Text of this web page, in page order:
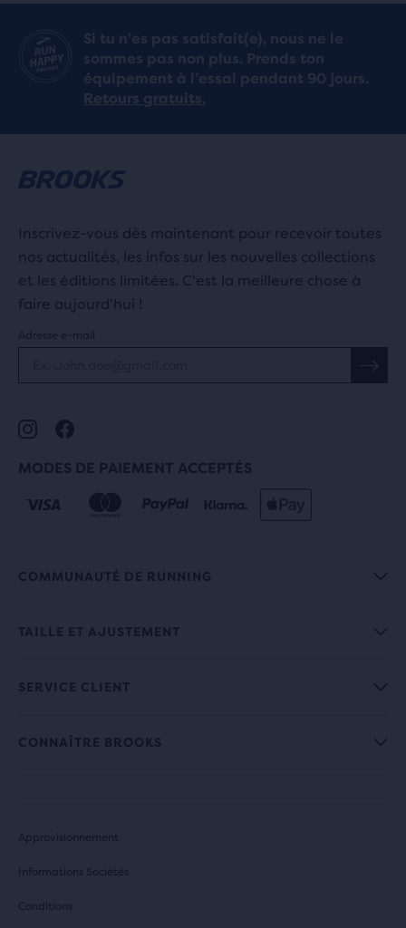
Si tu n’es pas satisfait(e), nous ne le
sommes pas non plus. Prends ton
équipement à l’essai pendant 90 jours.
Retours gratuits.
Inscrivez-vous dès maintenant pour recevoir toutes
nos actualités, les infos sur les nouvelles collections
et les éditions limitées. C'est la meilleure chose à
faire aujourd'hui !
Adresse e-mail
MODES DE PAIEMENT ACCEPTÉS
COMMUNAUTÉ DE RUNNING
TAILLE ET AJUSTEMENT
SERVICE CLIENT
CONNAÎTRE BROOKS
Approvisionnement
Informations Sociétés
Conditions